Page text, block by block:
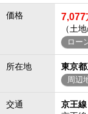
価格 7,077
（土
ロー
所在地 東京
周辺
交通
京王